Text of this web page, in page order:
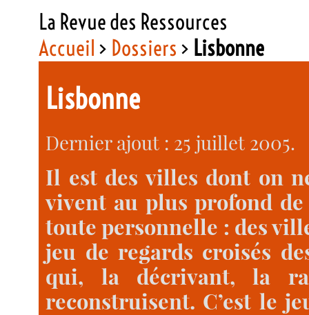
La Revue des Ressources
Accueil > Dossiers > Lisbonne
Lisbonne
Dernier ajout : 25 juillet 2005.
Il est des villes dont on
vivent au plus profond
toute personnelle : des
jeu de regards croisés
qui, la décrivant, la
reconstruisent. C’est le